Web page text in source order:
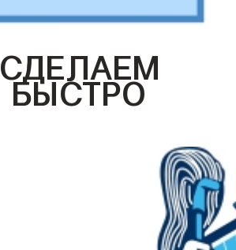
СДЕЛАЕМ
БЫСТРО